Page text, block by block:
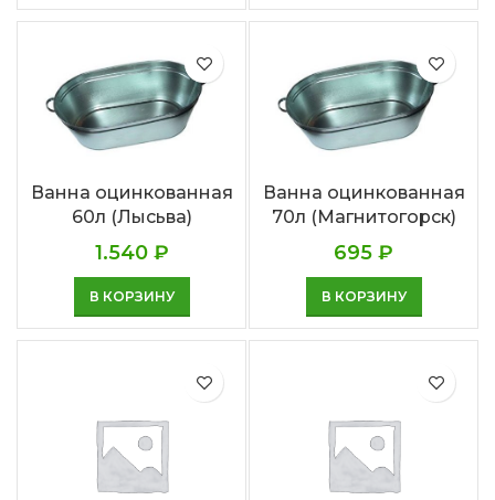
Ванна оцинкованная
60л (Лысьва)
1.540 ₽
В КОРЗИНУ
Ванна оцинкованная
70л (Магнитогорск)
695 ₽
В КОРЗИНУ